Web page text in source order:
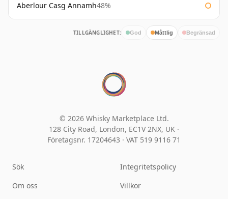
Aberlour Casg Annamh48%
TILLGÄNGLIGHET: God Måttlig Begränsad
© 2026 Whisky Marketplace Ltd.
128 City Road, London, EC1V 2NX, UK ·
Företagsnr. 17204643 · VAT 519 9116 71
Sök
Om oss
Integritetspolicy
Villkor